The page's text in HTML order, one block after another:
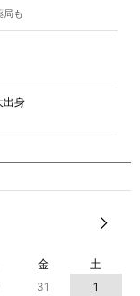
局も
出身
金 土
31
1